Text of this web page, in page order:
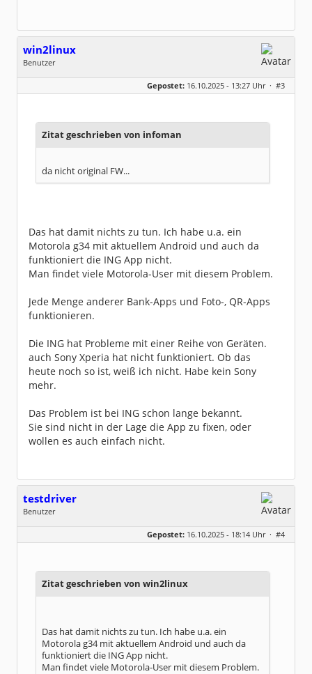
win2linux
Benutzer
Geschlecht:
keine Angabe
Dabei seit:
09 / 2019
Gepostet: 16.10.2025 - 13:27 Uhr · #3
Zitat geschrieben von infoman
da nicht original FW...
Das hat damit nichts zu tun. Ich habe u.a. ein
Motorola g34 mit aktuellem Android und auch da
funktioniert die ING App nicht.
Man findet viele Motorola-User mit diesem Problem.
Jede Menge anderer Bank-Apps und Foto-, QR-Apps
funktionieren.
Die ING hat Probleme mit einer Reihe von Geräten.
auch Sony Xperia hat nicht funktioniert. Ob das
heute noch so ist, weiß ich nicht. Habe kein Sony
mehr.
Das Problem ist bei ING schon lange bekannt.
Sie sind nicht in der Lage die App zu fixen, oder
wollen es auch einfach nicht.
testdriver
Benutzer
Dabei seit:
11 / 2013
Gepostet: 16.10.2025 - 18:14 Uhr · #4
Zitat geschrieben von win2linux
Das hat damit nichts zu tun. Ich habe u.a. ein
Motorola g34 mit aktuellem Android und auch da
funktioniert die ING App nicht.
Man findet viele Motorola-User mit diesem Problem.